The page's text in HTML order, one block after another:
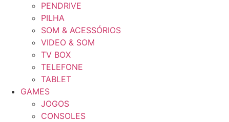
PENDRIVE
PILHA
SOM & ACESSÓRIOS
VIDEO & SOM
TV BOX
TELEFONE
TABLET
GAMES
JOGOS
CONSOLES